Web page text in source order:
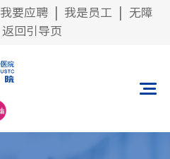
我要应聘 我是员工
无障
返回引导页